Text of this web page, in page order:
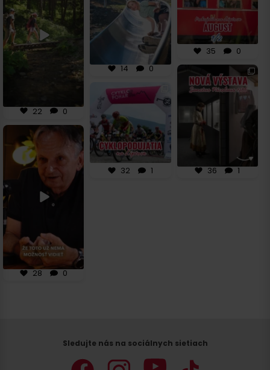
22 0
22 0
14 0
14 0
35 0
35 0
⏳ Vráť sa o viac ako
700 rokov späť a
objav príbeh...
36
36 1
🚴‍♀️ Leto na Liptove
patrí cyklistike! Či už
32
32 1
🌿 Hľadáš miesto, kde
sa história stretáva
28
28 0
Sledujte nás na sociálnych sietiach